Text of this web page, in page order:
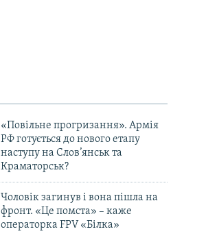
«Повільне прогризання». Армія
РФ готується до нового етапу
наступу на Слов’янськ та
Краматорськ?
Чоловік загинув і вона пішла на
фронт. «Це помста» – каже
операторка FPV «Білка»